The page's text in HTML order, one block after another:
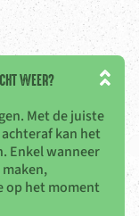
WEER?
Met de juiste
kan het
Enkel wanneer
op het moment